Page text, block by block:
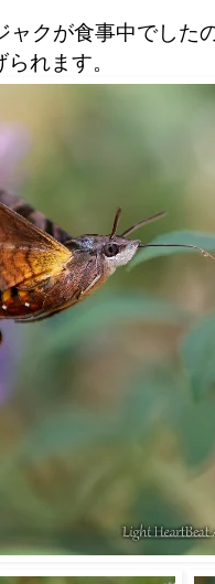
ャクが食事中でし
れます。